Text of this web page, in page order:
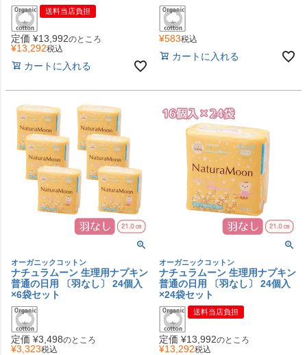
送料当店負担
定価 ¥13,992のところ
¥13,292税込
カートに入れる
¥583税込
カートに入れる
オーガニックコットン
ナチュラムーン 生理用ナプキン
普通の日用 〔羽なし〕 24個入
×6袋セット
定価 ¥3,498のところ
¥3,323税込
オーガニックコットン
ナチュラムーン 生理用ナプキン
普通の日用 〔羽なし〕 24個入
×24袋セット
送料当店負担
定価 ¥13,992のところ
¥13,292税込